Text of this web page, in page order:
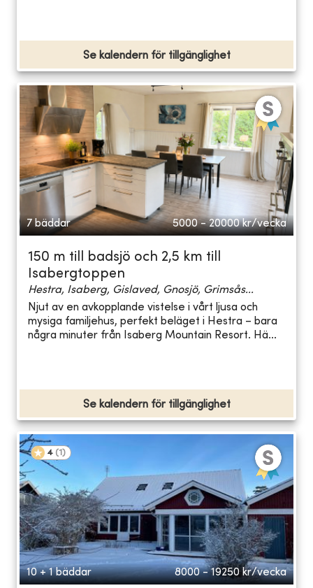
Se kalendern för tillgänglighet
7 bäddar 5000 - 20000 kr/vecka
150 m till badsjö och 2,5 km till
Isabergtoppen
Hestra, Isaberg, Gislaved, Gnosjö, Grimsås...
Njut av en avkopplande vistelse i vårt ljusa och
mysiga familjehus, perfekt beläget i Hestra – bara
några minuter från Isaberg Mountain Resort. Hä...
Se kalendern för tillgänglighet
4 (1 )
10 + 1 bäddar 8000 - 19250 kr/vecka